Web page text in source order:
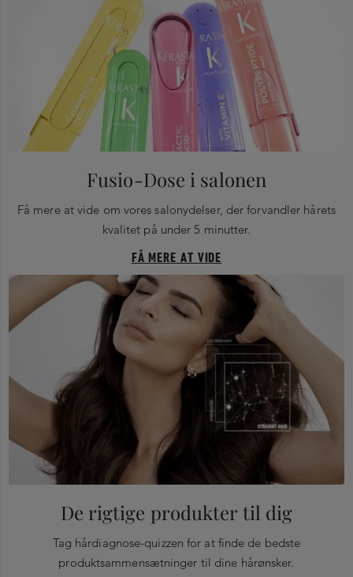
Fusio-Dose i salonen
Få mere at vide om vores salonydelser, der forvandler hårets
kvalitet på under 5 minutter.
FÅ MERE AT VIDE
De rigtige produkter til dig
Tag hårdiagnose-quizzen for at finde de bedste
produktsammensætninger til dine hårønsker.